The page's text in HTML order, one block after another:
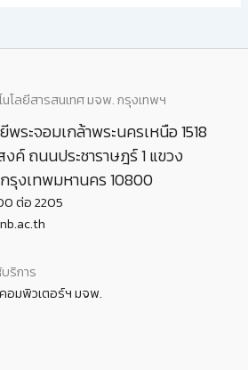
โลยีสารสนเทศ มจพ. กรุงเทพฯ
ระจอมเกล้าพระนครเหนือ 1518
ค์ ถนนประชาราษฎร์ 1 แขวง
รุงเทพมหานคร 10800
ต่อ 2205
ริการ
อมพิวเตอร์ฯ มจพ.